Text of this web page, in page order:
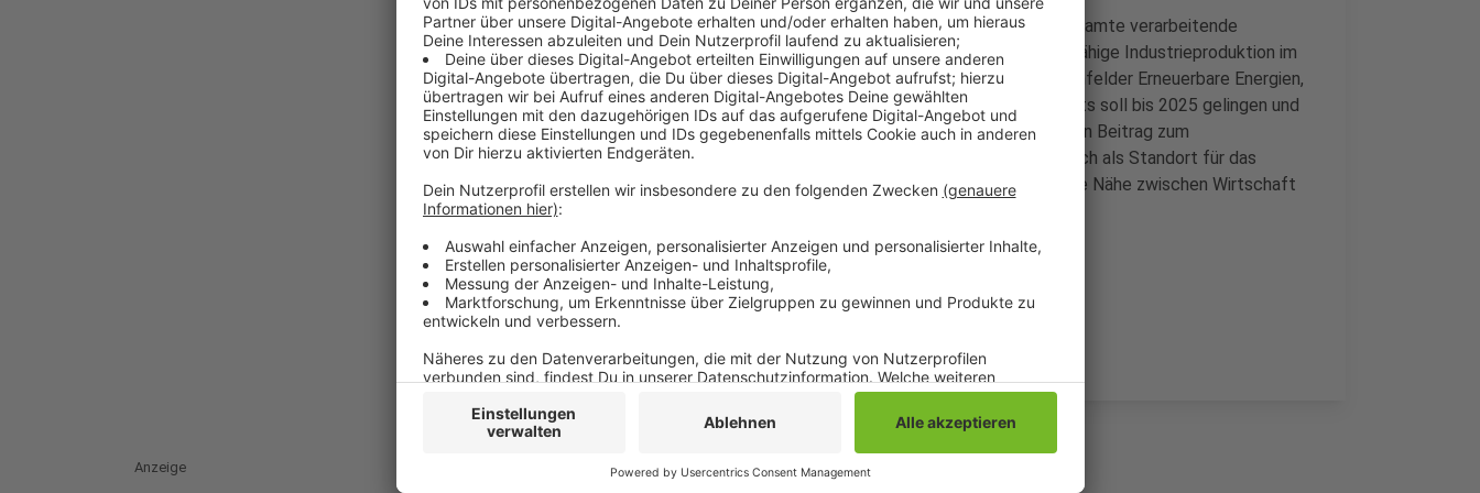
Die sogenannte Textilfabrik 7.0 soll ein Modellprojekt für das gesamte verarbeitende
Gewerbe werden und gleichzeitig zeigen, wie eine wettbewerbsfähige Industrieproduktion im
Jahr 2035 aussehen kann. Dazu zählen unter anderem die Themenfelder Erneuerbare Energien,
Biotechnologie und künstliche Intelligenz. Der Aufbau des Projekts soll bis 2025 gelingen und
bis zu 2500 Arbeitsplätze schaffen. So wollen die Initiatoren einen Beitrag zum
Strukturwandel im Rheinischen Revier leisten. Die Region eigne sich als Standort für das
Projekt, weil zwischen Mönchengladbach, Krefeld und Aachen, die Nähe zwischen Wirtschaft
Anzeige
Anzeige